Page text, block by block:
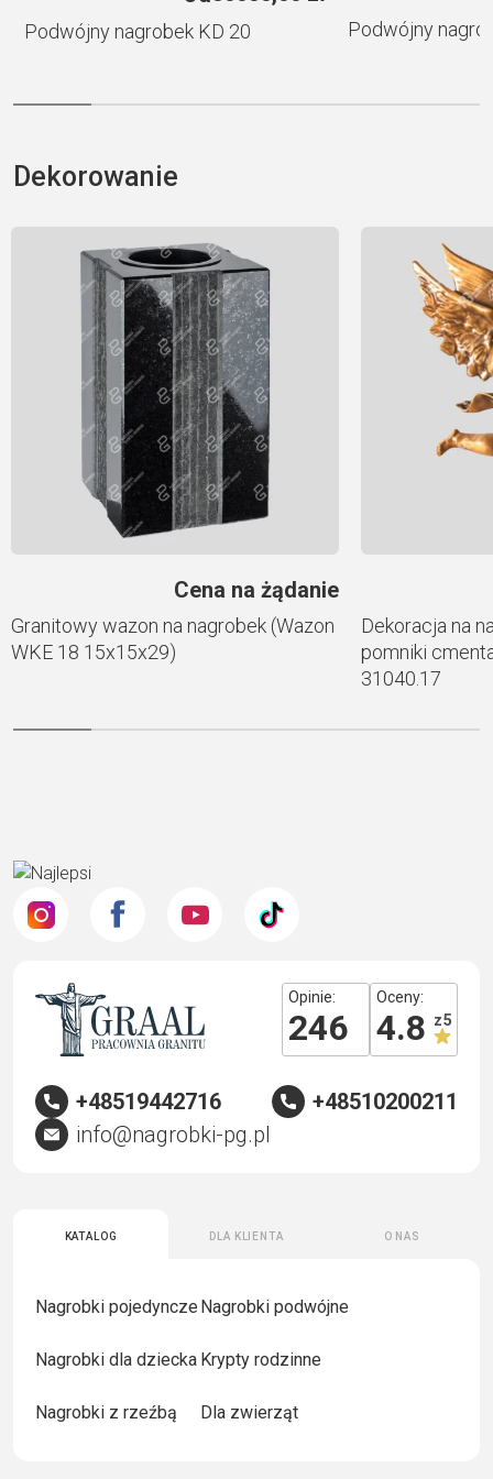
Podwójny nagrobek KD 20 Podwójny
Dekorowanie
Cena na żądanie
Granitowy wazon na nagrobek (Wazon
WKE 18 15x15x29)
Dekoracja na
pomniki
31040.17
Katalog Dla klienta O nas
Nagrobki pojedyncze Nagrobki podwójne
Nagrobki dla dziecka Krypty rodzinne
Nagrobki z rzeźbą Dla zwierząt
Opinie:
246
Oceny:
4.8 z 5
+48519442716
+48510200211
info@nagrobki-pg.pl